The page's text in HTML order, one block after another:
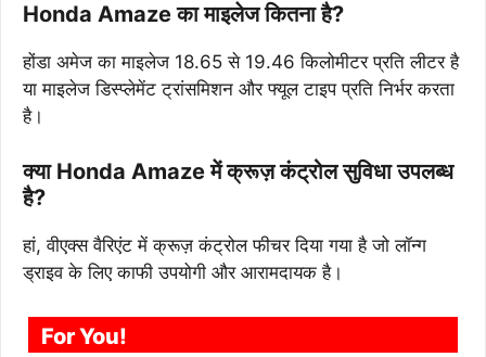
Honda Amaze का माइलेज कितना है?
होंडा अमेज का माइलेज 18.65 से 19.46 किलोमीटर प्रति लीटर है
या माइलेज डिस्प्लेमेंट ट्रांसमिशन और फ्यूल टाइप प्रति निर्भर करता
है।
क्या Honda Amaze में क्रूज़ कंट्रोल सुविधा उपलब्ध
है?
हां, वीएक्स वैरिएंट में क्रूज़ कंट्रोल फीचर दिया गया है जो लॉन्ग
ड्राइव के लिए काफी उपयोगी और आरामदायक है।
For You!